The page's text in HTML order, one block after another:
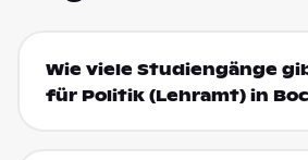
Wie viele Studiengänge
für Politik (Lehramt) in